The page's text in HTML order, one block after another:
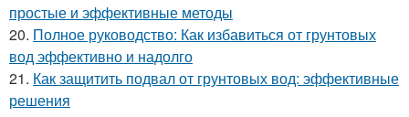
простые и эффективные методы
20. Полное руководство: Как избавиться от грунтовых
вод эффективно и надолго
21. Как защитить подвал от грунтовых вод: эффективные
решения